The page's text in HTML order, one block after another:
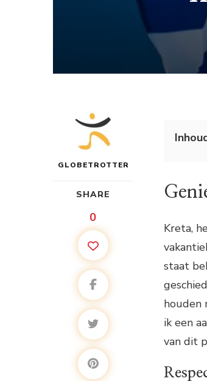
GLOBETROTTER
SHARE
0
Kreta,
staat
houden
ik een
van dit